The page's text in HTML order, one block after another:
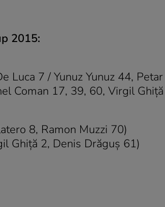
2015:
Luca 7 / Yunuz Yunuz 44,
Coman 17, 39, 60, Virgil
8, Ramon Muzzi 70)
Ghiţă 2, Denis Drăguş 61)